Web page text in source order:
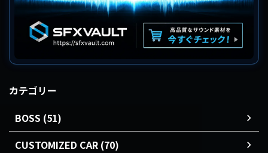
カテゴリー
BOSS (51)
CUSTOMIZED CAR (70)